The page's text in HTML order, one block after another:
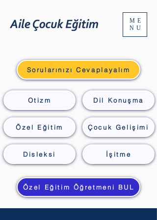
ME
NU
Özel Eğitim Öğretmeni BUL
Sorularınızı Cevaplayalım
Dil Konuşma
Özel Eğitim
Disleksi İşitme
Çocuk Gelişimi
Otizm